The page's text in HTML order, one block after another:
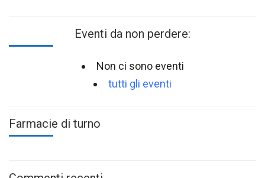
Eventi da non perdere:
Non ci sono eventi
tutti gli eventi
Farmacie di turno